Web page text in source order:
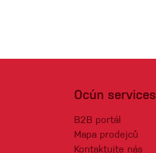
Ocún services
B2B portál
Mapa prodejců
Kontaktujte nás